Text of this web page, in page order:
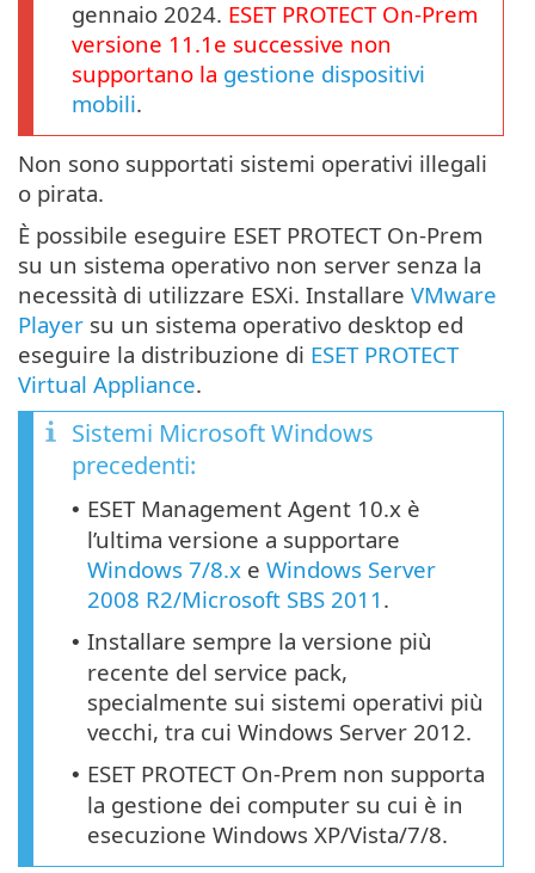
gennaio 2024. ESET PROTECT On-Prem
versione 11.1 e successive non
supportano la gestione dispositivi
mobili.
Non sono supportati sistemi operativi illegali
o pirata.
È possibile eseguire ESET PROTECT On-Prem
su un sistema operativo non server senza la
necessità di utilizzare ESXi. Installare VMware
Player su un sistema operativo desktop ed
eseguire la distribuzione di ESET PROTECT
Virtual Appliance.
Sistemi Microsoft Windows
precedenti:
• ESET Management Agent 10.x è
l’ultima versione a supportare
Windows 7/8.x e Windows Server
2008 R2/Microsoft SBS 2011 .
• Installare sempre la versione più
recente del service pack,
specialmente sui sistemi operativi più
vecchi, tra cui Windows Server 2012.
• ESET PROTECT On-Prem non supporta
la gestione dei computer su cui è in
esecuzione Windows XP/Vista/7/8.